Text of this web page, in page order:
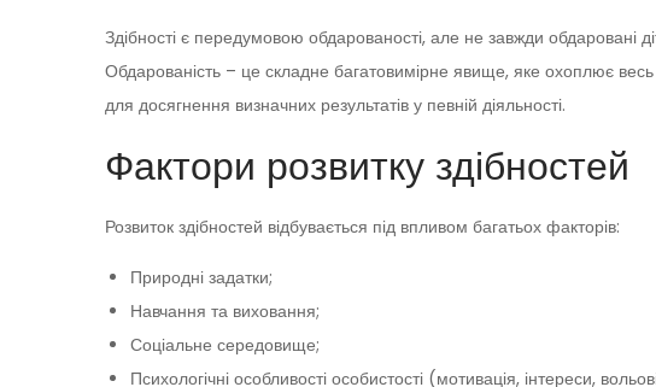
Здібності є передумовою обдарованості, але не завжди обдаровані
Обдарованість – це складне багатовимірне явище, яке охоплює весь
для досягнення визначних результатів у певній діяльності.
Фактори розвитку здібностей
Розвиток здібностей відбувається під впливом багатьох факторів:
Природні задатки;
Навчання та виховання;
Соціальне середовище;
Психологічні особливості особистості (мотивація, інтереси,